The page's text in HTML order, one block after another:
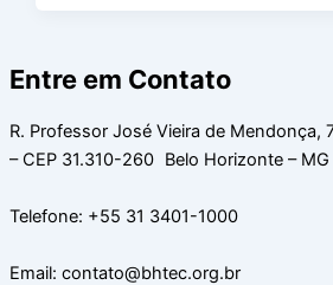
Entre em Contato
R. Professor José Vieira de Mendonça,
– CEP 31.310-260 Belo Horizonte – MG
Telefone: +55 31 3401-1000
Email: contato@bhtec.org.br